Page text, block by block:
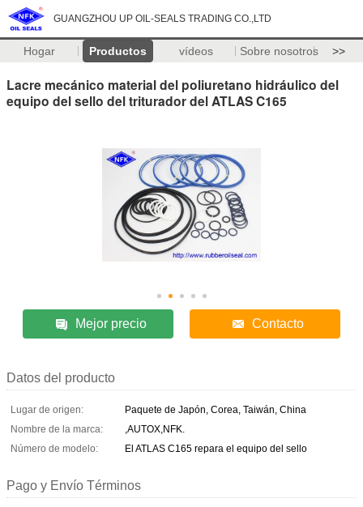
GUANGZHOU UP OIL-SEALS TRADING CO.,LTD
Hogar Productos vídeos Sobre nosotros >>
Lacre mecánico material del poliuretano hidráulico del
equipo del sello del triturador del ATLAS C165
Mejor precio Contacto
Datos del producto
Lugar de origen:
Paquete de Japón, Corea, Taiwán, China
Nombre de la marca:
,AUTOX,NFK.
Número de modelo:
El ATLAS C165 repara el equipo del sello
Pago y Envío Términos